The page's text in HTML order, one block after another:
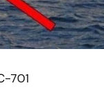
701